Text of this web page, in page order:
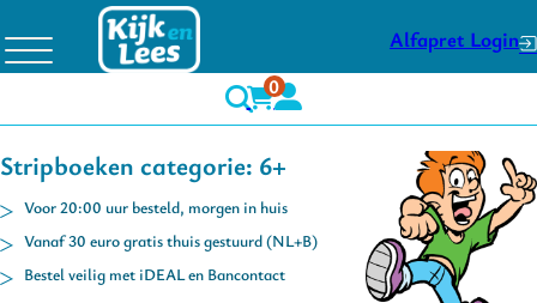
Alfapret Login
0
Stripboeken categorie: 6+
Voor 20:00 uur besteld, morgen in huis
Vanaf 30 euro gratis thuis gestuurd (NL+B)
Bestel veilig met iDEAL en Bancontact